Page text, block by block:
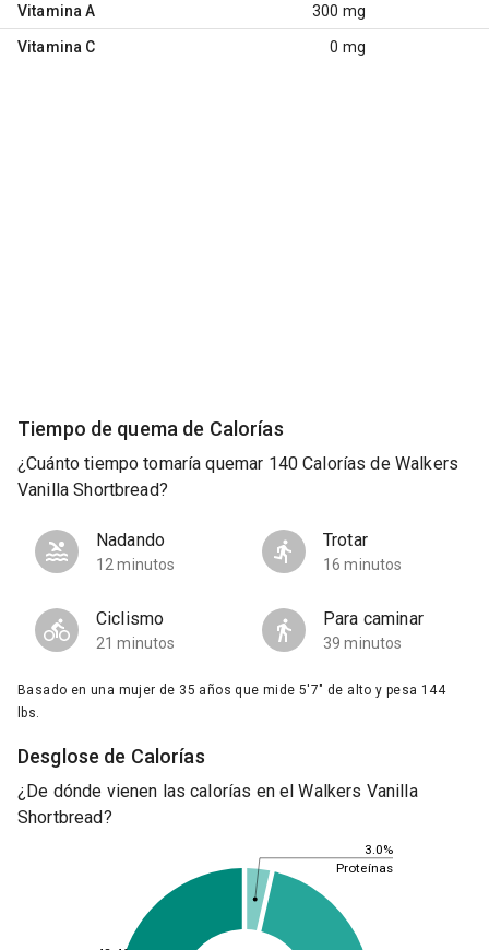
Vitamina A 300 mg
Vitamina C 0 mg
Tiempo de quema de Calorías
¿Cuánto tiempo tomaría quemar 140 Calorías de Walkers
Vanilla Shortbread?
Nadando
12 minutos
Trotar
16 minutos
Ciclismo
21 minutos
Para caminar
39 minutos
Basado en una mujer de 35 años que mide 5'7" de alto y pesa 144
lbs.
Desglose de Calorías
¿De dónde vienen las calorías en el Walkers Vanilla
Shortbread?
3.0%
Proteínas